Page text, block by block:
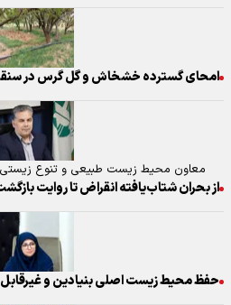
امحای گسترده خشخاش و گل گرس در سنقر
معاون محیط زیست طبیعی و تنوع
از بحران شتاب‌یافته انقراض تا روایت
حفظ محیط زیست اصلی بنیادین و